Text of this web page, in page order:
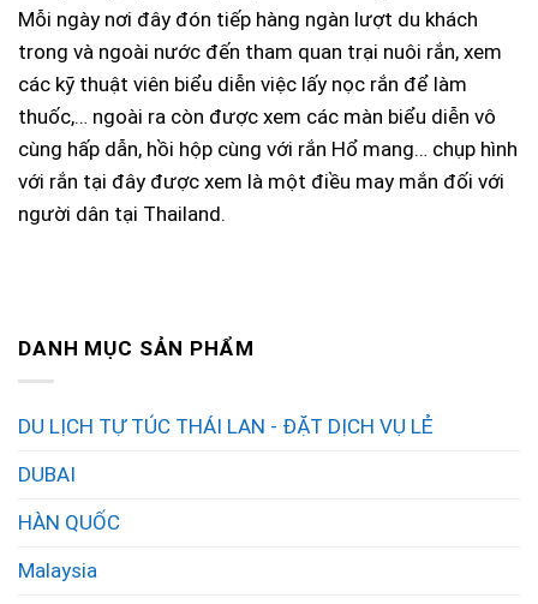
Mỗi ngày nơi đây đón tiếp hàng ngàn lượt du khách
trong và ngoài nước đến tham quan trại nuôi rắn, xem
các kỹ thuật viên biểu diễn việc lấy nọc rắn để làm
thuốc,… ngoài ra còn được xem các màn biểu diễn vô
cùng hấp dẫn, hồi hộp cùng với rắn Hổ mang… chụp hình
với rắn tại đây được xem là một điều may mắn đối với
người dân tại Thailand.
DANH MỤC SẢN PHẨM
DU LỊCH TỰ TÚC THÁI LAN - ĐẶT DỊCH VỤ LẺ
DUBAI
HÀN QUỐC
Malaysia